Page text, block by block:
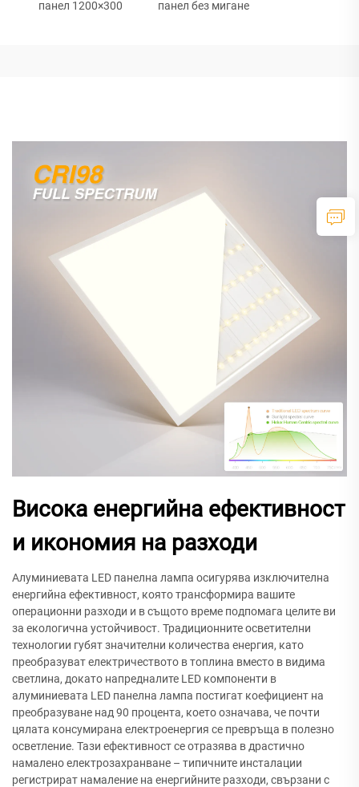
панел 1200×300 панел без мигане
Висока енергийна ефективност
и икономия на разходи
Алуминиевата LED панелна лампа осигурява изключителна
енергийна ефективност, която трансформира вашите
операционни разходи и в същото време подпомага целите ви
за екологична устойчивост. Традиционните осветителни
технологии губят значителни количества енергия, като
преобразуват електричеството в топлина вместо в видима
светлина, докато напредналите LED компоненти в
алуминиевата LED панелна лампа постигат коефициент на
преобразуване над 90 процента, което означава, че почти
цялата консумирана електроенергия се превръща в полезно
осветление. Тази ефективност се отразява в драстично
намалено електрозахранване – типичните инсталации
регистрират намаление на енергийните разходи, свързани с